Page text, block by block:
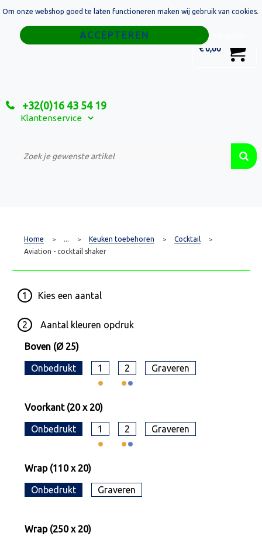
€ 0,00
+32(0)16 43 54 19
Klantenservice
Home
Relatiegeschenken
Custom Made Projecten
Home > ... > Keuken toebehoren > Cocktail >
Aviation - cocktail shaker
1 Kies een aantal
2 Aantal kleuren opdruk
Boven (Ø 25)
Onbedrukt 1 2 Graveren
Voorkant (20 x 20)
Onbedrukt 1 2 Graveren
Wrap (110 x 20)
Onbedrukt Graveren
Wrap (250 x 20)
Om onze webshop goed te laten functioneren maken wij gebruik van cookies.